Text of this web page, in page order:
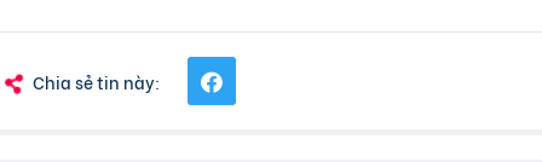
Chia sẻ tin này: